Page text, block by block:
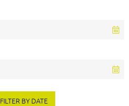
FILTER BY DATE